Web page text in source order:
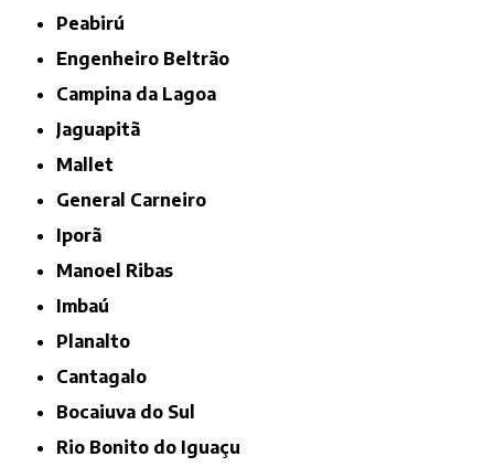
Peabirú
Engenheiro Beltrão
Campina da Lagoa
Jaguapitã
Mallet
General Carneiro
Iporã
Manoel Ribas
Imbaú
Planalto
Cantagalo
Bocaiuva do Sul
Rio Bonito do Iguaçu